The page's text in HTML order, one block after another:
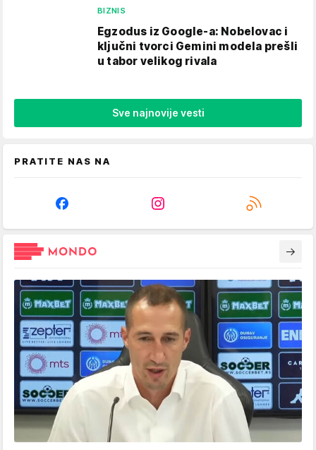
BIZNIS
Egzodus iz Google-a: Nobelovac i
ključni tvorci Gemini modela prešli
u tabor velikog rivala
Sve najnovije vesti
PRATITE NAS NA